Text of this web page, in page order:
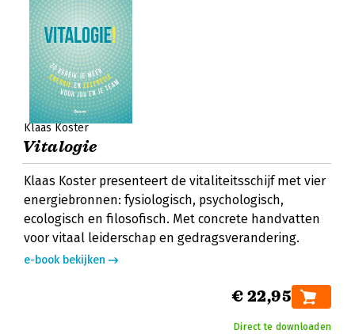
Klaas Koster
Vitalogie
Klaas Koster presenteert de vitaliteitsschijf met vier
energiebronnen: fysiologisch, psychologisch,
ecologisch en filosofisch. Met concrete handvatten
voor vitaal leiderschap en gedragsverandering.
e-book bekijken
€ 22,95
Direct te downloaden